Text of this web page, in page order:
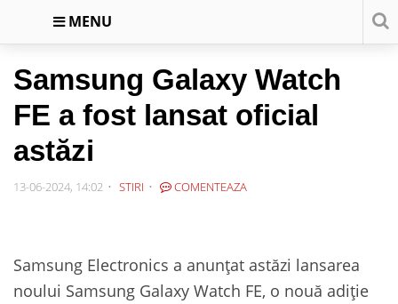
MENU
Samsung Galaxy Watch
FE a fost lansat oficial
astăzi
13-06-2024, 14:02 STIRI COMENTEAZA
Samsung Electronics a anunțat astăzi lansarea
noului Samsung Galaxy Watch FE, o nouă adiție